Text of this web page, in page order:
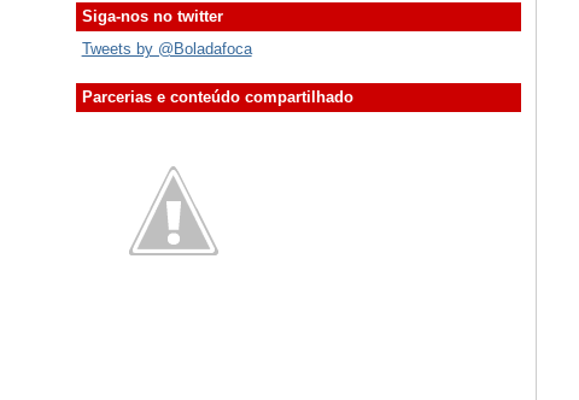
Siga-nos no twitter
Tweets by @Boladafoca
Parcerias e conteúdo compartilhado